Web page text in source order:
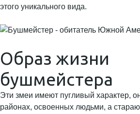
этого уникального вида.
Образ жизни
бушмейстера
Эти змеи имеют пугливый характер,
районах, освоенных людьми, а